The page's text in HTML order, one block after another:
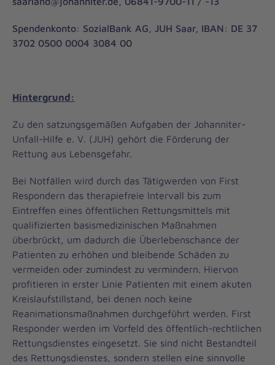
Spendenkonto: SozialBank AG, JUH Saar, IBAN: DE 37
3702 0500 0004 3084 00
Hintergrund:
Zu den satzungsgemäßen Aufgaben der Johanniter-
Unfall-Hilfe e. V. (JUH) gehört die Förderung der
Rettung aus Lebensgefahr.
Bei Notfällen wird durch das Tätigwerden von First
Respondern das therapiefreie Intervall bis zum
Eintreffen eines öffentlichen Rettungsmittels mit
qualifizierten basismedizinischen Maßnahmen
überbrückt, um dadurch die Überlebenschance der
Patienten zu erhöhen und bleibende Schäden zu
vermeiden oder zumindest zu vermindern. Hiervon
profitieren in erster Linie Patienten mit einem akuten
Kreislaufstillstand, bei denen noch keine
Reanimationsmaßnahmen durchgeführt werden. First
Responder werden im Vorfeld des öffentlich-rechtlichen
Rettungsdienstes eingesetzt. Sie sind nicht Bestandteil
des Rettungsdienstes, sondern stellen eine sinnvolle